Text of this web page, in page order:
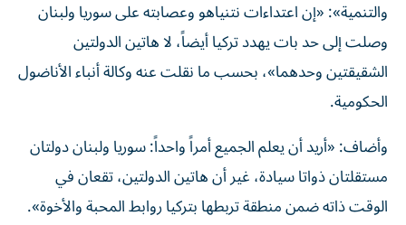
والتنمية»: «إن اعتداءات نتنياهو وعصابته على سوريا ولبنان
وصلت إلى حد بات يهدد تركيا أيضاً، لا هاتين الدولتين
الشقيقتين وحدهما»، بحسب ما نقلت عنه وكالة أنباء الأناضول
الحكومية.
وأضاف: «أريد أن يعلم الجميع أمراً واحداً: سوريا ولبنان دولتان
مستقلتان ذواتا سيادة، غير أن هاتين الدولتين، تقعان في
الوقت ذاته ضمن منطقة تربطها بتركيا روابط المحبة والأخوة».